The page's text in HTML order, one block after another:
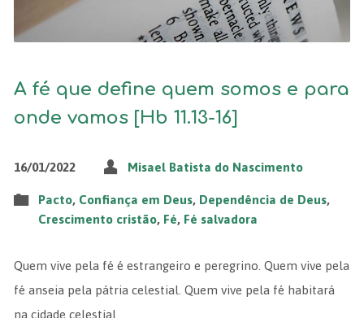
A fé que define quem somos e para
onde vamos [Hb 11.13-16]
16/01/2022 Misael Batista do Nascimento
Pacto, Confiança em Deus, Dependência de Deus,
Crescimento cristão, Fé, Fé salvadora
Quem vive pela fé é estrangeiro e peregrino. Quem vive pela
fé anseia pela pátria celestial. Quem vive pela fé habitará
na cidade celestial.